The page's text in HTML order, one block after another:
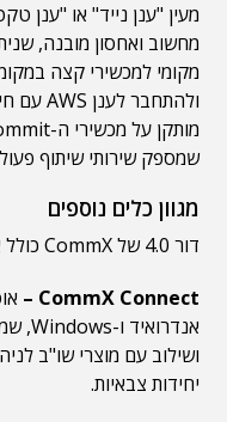
מעין "ענן נייד" או "ענן
מחשוב ואחסון מובנה,
מקומי למכשירי קצה
שמספק שירותי שיתוף
מגוון כלים נוספים
דור 4.0 של CommX כולל ארבע תת משפחות של מוצרים.
CommX Connect –
ושילוב עם מוצרי שו"ב
יחידות צבאיות.